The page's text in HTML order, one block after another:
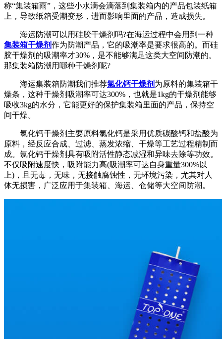
称“集装箱雨”，这些小水滴会滴落到集装箱内的产品包装纸箱
上，导致纸箱受潮变形，进而影响里面的产品，造成损失。
海运防潮可以用硅胶干燥剂吗?在海运过程中会用到一种
集装箱干燥剂作为防潮产品，它的吸潮率是要求很高的。而硅
胶干燥剂的吸潮率才30%，是不能够满足这类大空间防潮的。
那集装箱防潮用哪种干燥剂呢?
海运集装箱防潮我们推荐氯化钙干燥剂 为原料的集装箱干
燥条，这种干燥剂吸潮率可达300%，也就是1kg的干燥剂能够
吸收3kg的水分，它能更好的保护集装箱里面的产品，保持空
间干燥。
氯化钙干燥剂主要原料氯化钙是采用优质碳酸钙和盐酸为
原料，经反应合成、过滤、蒸发浓缩、干燥等工艺过程精制而
成。氯化钙干燥剂具有吸附活性静态减湿和异味去除等功效。
不仅吸附速度快，吸附能力高(吸潮率可达自身重量300%以
上)，且无毒，无味，无接触腐蚀性，无环境污染，尤其对人
体无损害，广泛应用于集装箱、海运、仓储等大空间防潮。